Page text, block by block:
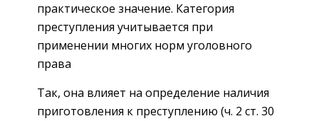
практическое значение. Категория
преступления учитывается при
применении многих норм уголовного
права
Так, она влияет на определение наличия
приготовления к преступлению (ч. 2 ст. 30